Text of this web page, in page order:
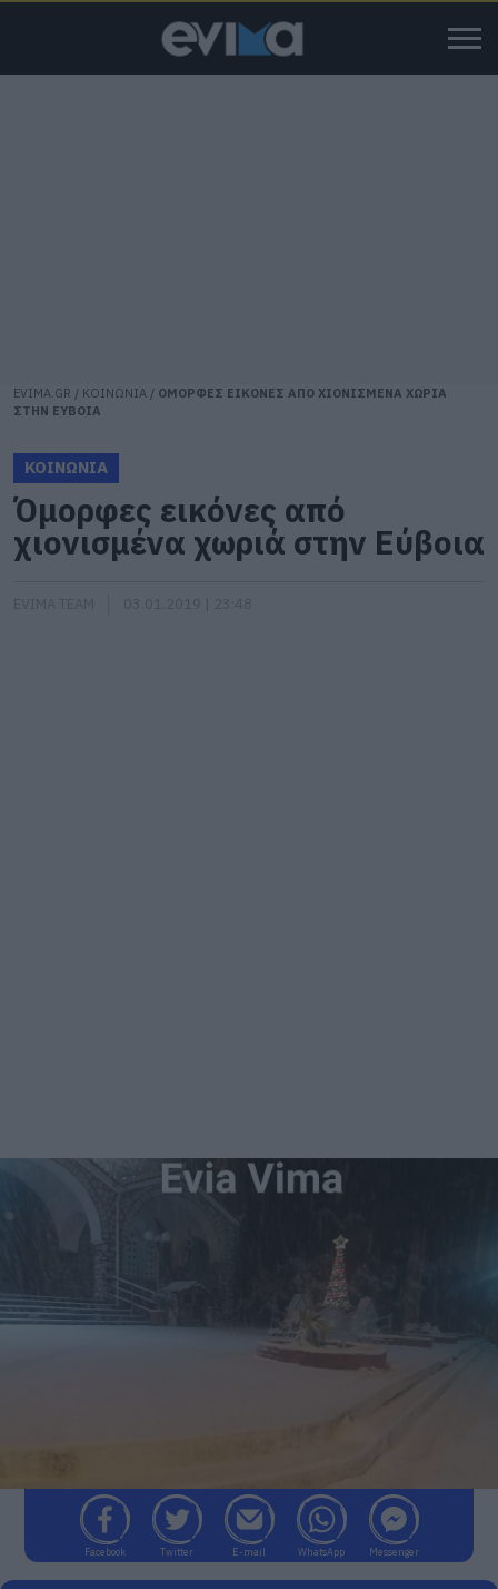
EVIMA.GR / ΚΟΙΝΩΝΙΑ / ΟΜΟΡΦΕΣ ΕΙΚΟΝΕΣ ΑΠΟ ΧΙΟΝΙΣΜΕΝΑ ΧΩΡΙΑ
ΣΤΗΝ ΕΥΒΟΙΑ
ΚΟΙΝΩΝΙΑ
Όμορφες εικόνες από
χιονισμένα χωριά στην Εύβοια
Facebook Twitter E-mail WhatsApp Messenger